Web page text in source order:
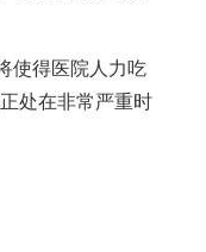
使得医院人力吃
处在非常严重时